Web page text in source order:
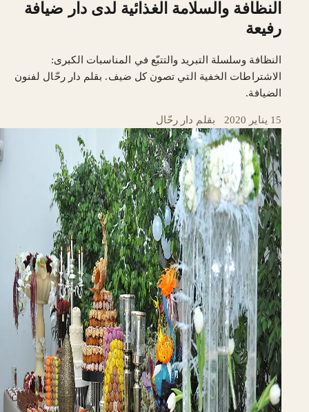
النظافة والسلامة الغذائية لدى دار ضيافة
رفيعة
النظافة وسلسلة التبريد والتتبّع في المناسبات الكبرى:
الاشتراطات الخفية التي تصون كل ضيف. بقلم دار رحّال لفنون
الضيافة.
15 يناير 2020 بقلم دار رحّال